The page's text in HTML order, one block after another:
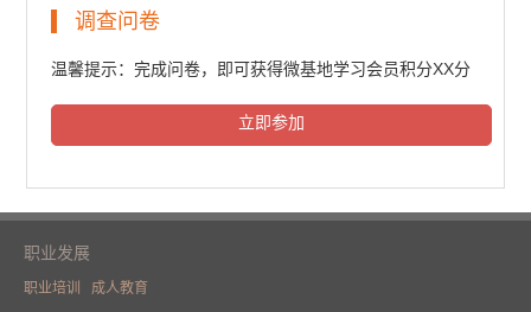
6587人次观看
调查问卷
温馨提示：完成问卷，即可获得微基地学习会员积分XX分
立即参加
职业发展
职业培训 成人教育